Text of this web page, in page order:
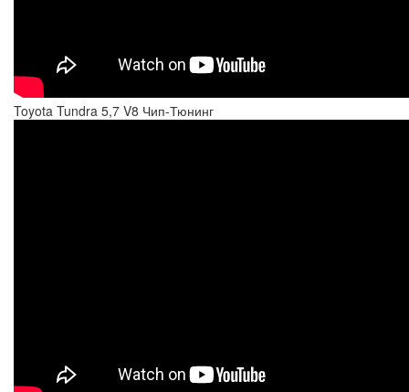
Toyota Tundra 5,7 V8 Чип-Тюнинг